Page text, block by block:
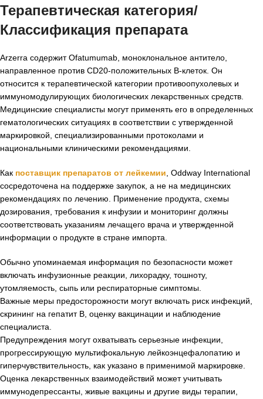
Терапевтическая категория/
Классификация препарата
Arzerra содержит Ofatumumab, моноклональное антитело,
направленное против CD20-положительных B-клеток. Он
относится к терапевтической категории противоопухолевых и
иммуномодулирующих биологических лекарственных средств.
Медицинские специалисты могут применять его в определенных
гематологических ситуациях в соответствии с утвержденной
маркировкой, специализированными протоколами и
национальными клиническими рекомендациями.
Как поставщик препаратов от лейкемии, Oddway International
сосредоточена на поддержке закупок, а не на медицинских
рекомендациях по лечению. Применение продукта, схемы
дозирования, требования к инфузии и мониторинг должны
соответствовать указаниям лечащего врача и утвержденной
информации о продукте в стране импорта.
Обычно упоминаемая информация по безопасности может
включать инфузионные реакции, лихорадку, тошноту,
утомляемость, сыпь или респираторные симптомы.
Важные меры предосторожности могут включать риск инфекций,
скрининг на гепатит B, оценку вакцинации и наблюдение
специалиста.
Предупреждения могут охватывать серьезные инфекции,
прогрессирующую мультифокальную лейкоэнцефалопатию и
гиперчувствительность, как указано в применимой маркировке.
Оценка лекарственных взаимодействий может учитывать
иммунодепрессанты, живые вакцины и другие виды терапии,